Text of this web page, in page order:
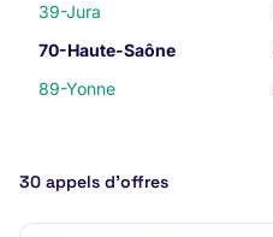
39-Jura
70-Haute-Saône
89-Yonne
30 appels d’offres